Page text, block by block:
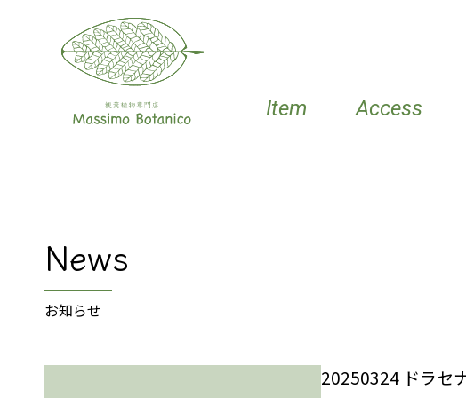
Item Access
News
お知らせ
20250324 ドラセ